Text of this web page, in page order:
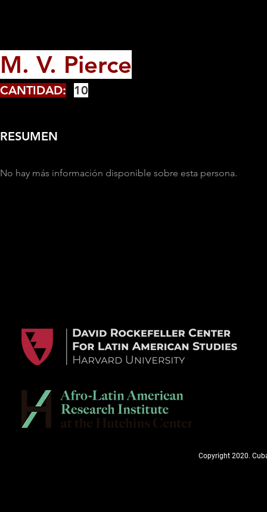
M. V. Pierce
CANTIDAD: 10
RESUMEN
No hay más información disponible sobre esta persona.
Copyright 2020.